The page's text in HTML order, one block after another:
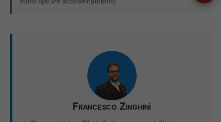
Francesco Zinghinì